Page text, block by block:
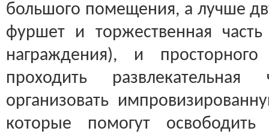
большого помещения, а лучше
фуршет и торжественная
награждения), и
проходить
организовать
которые помогут